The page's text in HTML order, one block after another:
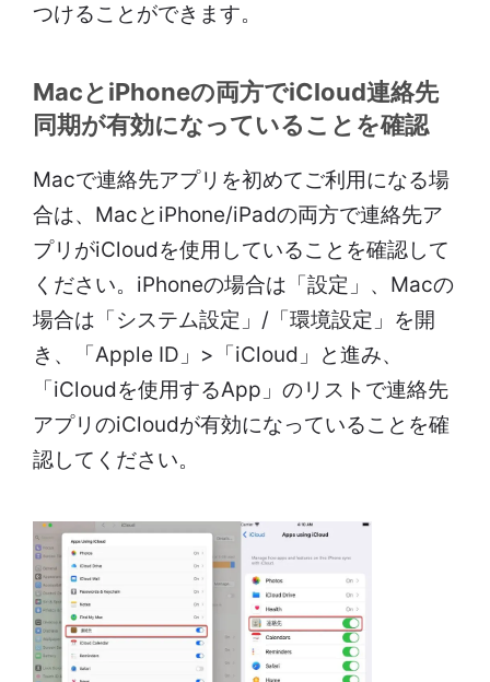
つけることができます。
MacとiPhoneの両方でiCloud連絡先
同期が有効になっていることを確認
Macで連絡先アプリを初めてご利用になる場
合は、MacとiPhone/iPadの両方で連絡先ア
プリがiCloudを使用していることを確認して
ください。iPhoneの場合は「設定」、Macの
場合は「システム設定」/「環境設定」を開
き、「Apple ID」>「iCloud」と進み、
「iCloudを使用するApp」のリストで連絡先
アプリのiCloudが有効になっていることを確
認してください。